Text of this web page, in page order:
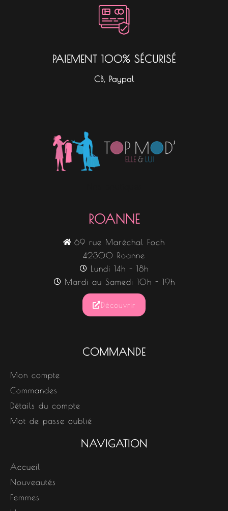
PAIEMENT 100% SÉCURISÉ
CB, Paypal
ROANNE
69 rue Maréchal Foch
42300 Roanne
Lundi 14h - 18h
Mardi au Samedi 10h - 19h
Découvrir
COMMANDE
Mon compte
Commandes
Détails du compte
Mot de passe oublié
NAVIGATION
Accueil
Nouveautés
Femmes